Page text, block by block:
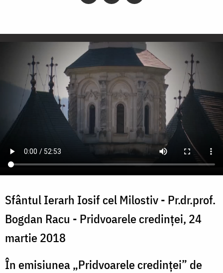
Sfântul Ierarh Iosif cel Milostiv - Pr.dr.prof.
Bogdan Racu - Pridvoarele credinței, 24
martie 2018
În emisiunea „Pridvoarele credinței” de